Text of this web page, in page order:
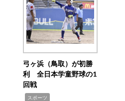
弓ヶ浜（鳥取）が初勝
利 全日本学童野球の1
回戦
スポーツ